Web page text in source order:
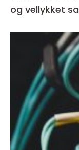
og vellykket